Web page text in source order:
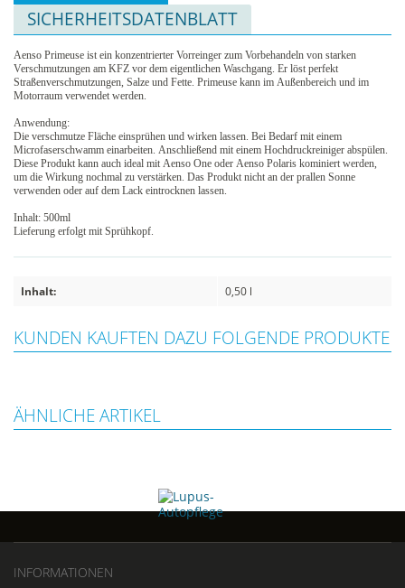
SICHERHEITSDATENBLATT
Aenso Primeuse ist ein konzentrierter Vorreinger zum Vorbehandeln von starken
Verschmutzungen am KFZ vor dem eigentlichen Waschgang. Er löst perfekt
Straßenverschmutzungen, Salze und Fette. Primeuse kann im Außenbereich und im
Motorraum verwendet werden.
Anwendung:
Die verschmutze Fläche einsprühen und wirken lassen. Bei Bedarf mit einem
Microfaserschwamm einarbeiten. Anschließend mit einem Hochdruckreiniger abspülen.
Diese Produkt kann auch ideal mit Aenso One oder Aenso Polaris kominiert werden,
um die Wirkung nochmal zu verstärken. Das Produkt nicht an der prallen Sonne
verwenden oder auf dem Lack eintrocknen lassen.
Inhalt: 500ml
Lieferung erfolgt mit Sprühkopf.
Inhalt: 0,50 l
KUNDEN KAUFTEN DAZU FOLGENDE PRODUKTE
ÄHNLICHE ARTIKEL
INFORMATIONEN